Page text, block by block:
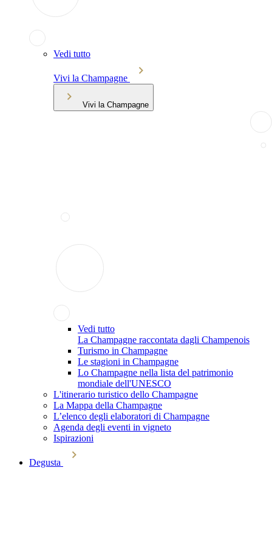
Vedi tutto
Vivi la Champagne
Vivi la Champagne
Vedi tutto
La Champagne raccontata dagli Champenois
Turismo in Champagne
Le stagioni in Champagne
Lo Champagne nella lista del patrimonio
mondiale dell'UNESCO
L'itinerario turistico dello Champagne
La Mappa della Champagne
L’elenco degli elaboratori di Champagne
Agenda degli eventi in vigneto
Ispirazioni
Degusta